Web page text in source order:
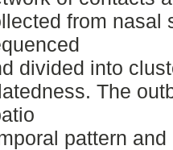
from nasal
divided into
The
pattern